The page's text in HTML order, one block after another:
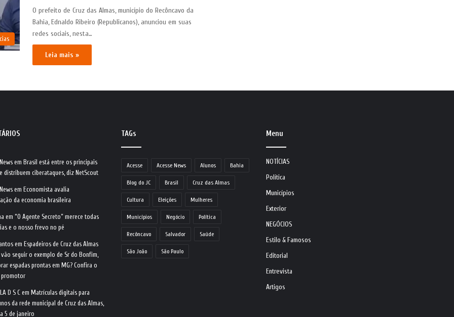
O prefeito de Cruz das Almas, município do Recôncavo da
Bahia, Ednaldo Ribeiro (Republicanos), anunciou em suas
redes sociais, nesta…
Leia mais »
em Brasil está entre os principais
distribuem ciberataques, diz NetScout
em Economista avalia
da economia brasileira
em“O Agente Secreto” merece todas
e o nosso frevo no pé
em Espadeiros de Cruz das Almas
seguir o exemplo de Sr do Bonfim,
espadas prontas em MG? Confira o
promotor
D S C em Matrículas digitais para
da rede municipal de Cruz das Almas,
5 de janeiro
TAGs
Acesse Acesse News Alunos Bahia
Blog do JC Brasil Cruz das Almas
Cultura Eleições Mulheres
Municípios Negócio Política
Recôncavo Salvador Saúde
São João São Paulo
Menu
NOTÍCIAS
Política
Municípios
Exterior
NEGÓCIOS
Estilo & Famosos
Editorial
Entrevista
Artigos